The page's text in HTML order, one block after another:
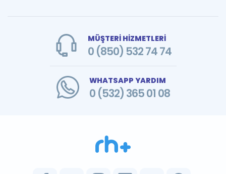
MÜŞTERİ HİZMETLERİ
0 (850) 532 74 74
WHATSAPP YARDIM
0 (532) 365 01 08